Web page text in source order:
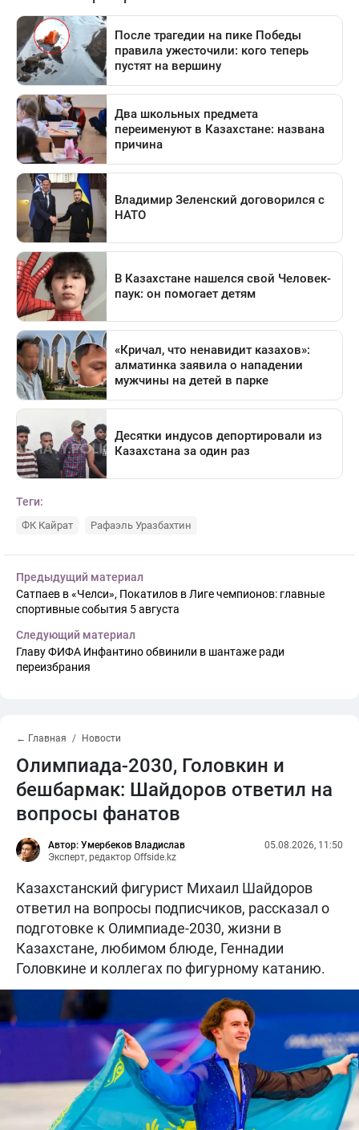
Теги:
ФК Кайрат Рафаэль Уразбахтин
Предыдущий материал
Сатпаев в «Челси», Покатилов в Лиге чемпионов: главные
спортивные события 5 августа
Следующий материал
Главу ФИФА Инфантино обвинили в шантаже ради
переизбрания
← Главная Новости
Олимпиада-2030, Головкин и
бешбармак: Шайдоров ответил на
вопросы фанатов
Автор: Умербеков Владислав
Эксперт, редактор Offside.kz
05.08.2026, 11:50
Казахстанский фигурист Михаил Шайдоров
ответил на вопросы подписчиков, рассказал о
подготовке к Олимпиаде-2030, жизни в
Казахстане, любимом блюде, Геннадии
Головкине и коллегах по фигурному катанию.